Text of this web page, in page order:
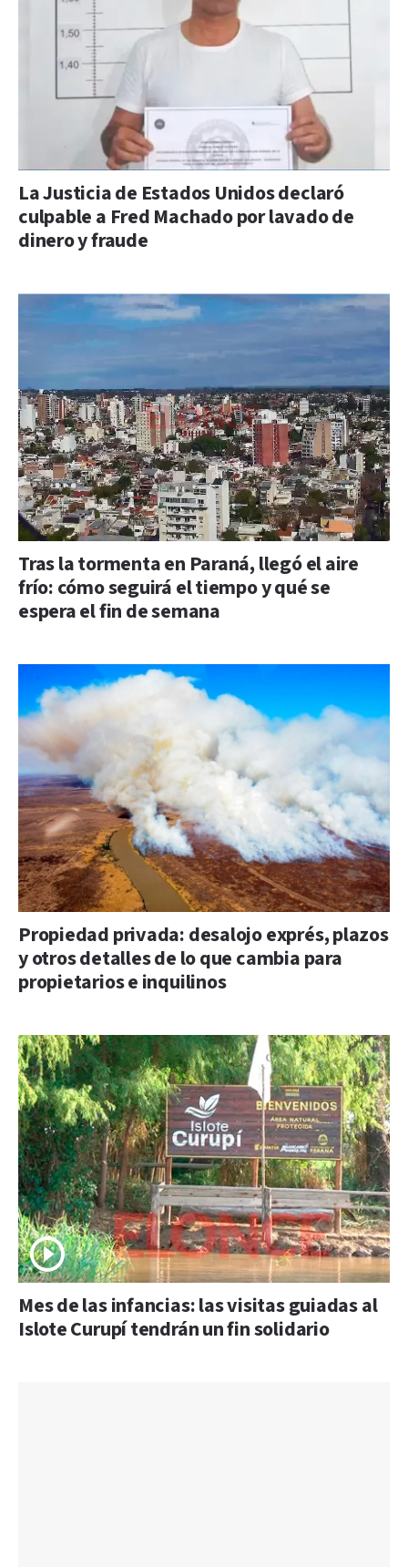
La Justicia de Estados Unidos declaró
culpable a Fred Machado por lavado de
dinero y fraude
Tras la tormenta en Paraná, llegó el aire
frío: cómo seguirá el tiempo y qué se
espera el fin de semana
Propiedad privada: desalojo exprés, plazos
y otros detalles de lo que cambia para
propietarios e inquilinos
Mes de las infancias: las visitas guiadas al
Islote Curupí tendrán un fin solidario